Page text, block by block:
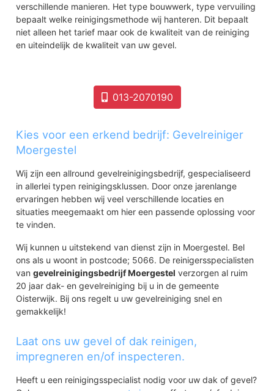
verschillende manieren. Het type bouwwerk, type vervuiling
bepaalt welke reinigingsmethode wij hanteren. Dit bepaalt
niet alleen het tarief maar ook de kwaliteit van de reiniging
en uiteindelijk de kwaliteit van uw gevel.
013-2070190
Kies voor een erkend bedrijf: Gevelreiniger
Moergestel
Wij zijn een allround gevelreinigingsbedrijf, gespecialiseerd
in allerlei typen reinigingsklussen. Door onze jarenlange
ervaringen hebben wij veel verschillende locaties en
situaties meegemaakt om hier een passende oplossing voor
te vinden.
Wij kunnen u uitstekend van dienst zijn in Moergestel. Bel
ons als u woont in postcode; 5066. De reinigersspecialisten
vangevelreinigingsbedrijf Moergestel verzorgen al ruim
20 jaar dak- en gevelreiniging bij u in de gemeente
Oisterwijk. Bij ons regelt u uw gevelreiniging snel en
gemakkelijk!
Laat ons uw gevel of dak reinigen,
impregneren en/of inspecteren.
Heeft u een reinigingsspecialist nodig voor uw dak of gevel?